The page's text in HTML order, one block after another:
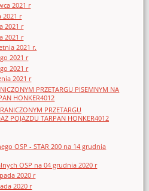
2021 r
2021 r
2021 r
2021 r
2021 r.
2021 r
2021 r
2021 r
PRZETARGU PISEMNYM NA
HONKER4012
PRZETARGU
POJAZDU TARPAN HONKER4012
OSP - STAR 200 na 14 grudnia
OSP na 04 grudnia 2020 r
2020 r
2020 r